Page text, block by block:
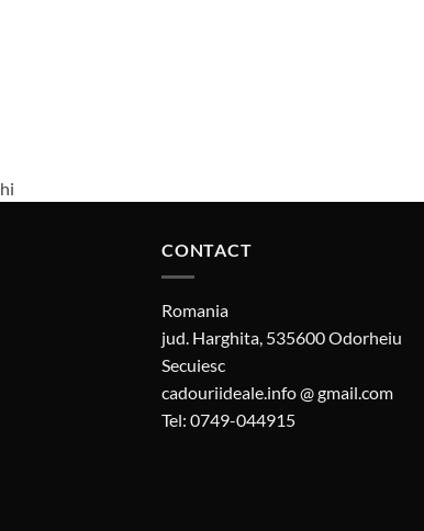
hi
CONTACT
Romania
jud. Harghita, 535600 Odorheiu
Secuiesc
cadouriideale.info @ gmail.com
Tel: 0749-044915